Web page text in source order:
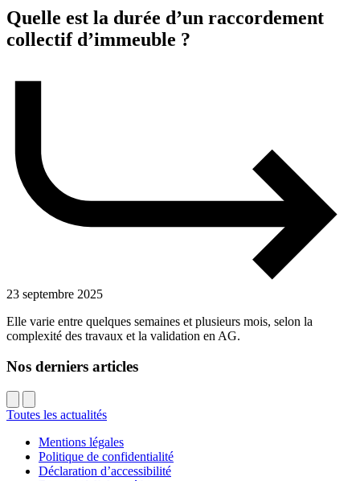
Quelle est la durée d’un raccordement
collectif d’immeuble ?
23 septembre 2025
Elle varie entre quelques semaines et plusieurs mois, selon la
complexité des travaux et la validation en AG.
Nos derniers articles
Toutes les actualités
Mentions légales
Politique de confidentialité
Déclaration d’accessibilité